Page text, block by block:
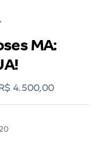
VEJA!
MA:
4.500,00